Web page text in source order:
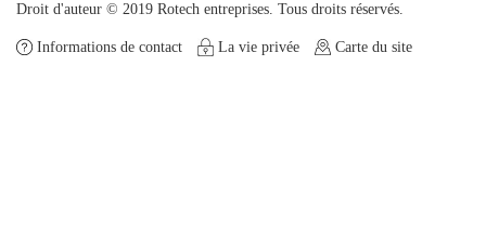
Droit d'auteur © 2019 Rotech entreprises. Tous droits réservés.
Informations de contact La vie privée Carte du site